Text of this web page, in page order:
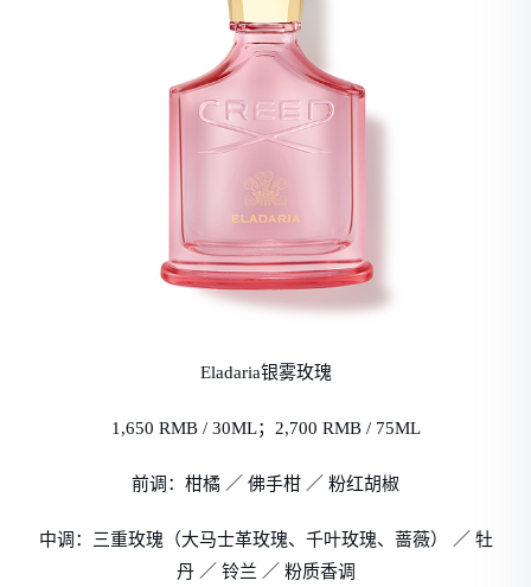
Eladaria银雾玫瑰
1,650 RMB / 30ML；2,700 RMB / 75ML
前调：柑橘 ／ 佛手柑 ／ 粉红胡椒
中调：三重玫瑰（大马士革玫瑰、千叶玫瑰、蔷薇） ／ 牡
丹 ／ 铃兰 ／ 粉质香调